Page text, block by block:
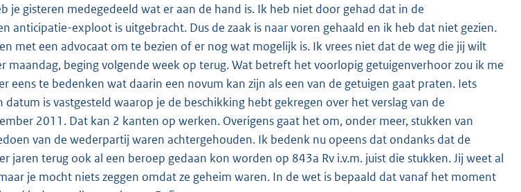
je gisteren medegedeeld wat er aan de hand is. Ik heb niet door gehad dat in de
anticipatie-exploot is uitgebracht. Dus de zaak is naar voren gehaald en ik heb dat niet gezien.
met een advocaat om te bezien of er nog wat mogelijk is. Ik vrees niet dat de weg die jij wilt
maandag, beging volgende week op terug. Wat betreft het voorlopig getuigenverhoor zou ik me
eens te bedenken wat daarin een novum kan zijn als een van de getuigen gaat praten. Iets
datum is vastgesteld waarop je de beschikking hebt gekregen over het verslag van de
2011. Dat kan 2 kanten op werken. Overigens gaat het om, onder meer, stukken van
van de wederpartij waren achtergehouden. Ik bedenk nu opeens dat ondanks dat de
jaren terug ook al een beroep gedaan kon worden op 843a Rv i.v.m. juist die stukken. Jij weet al
je mocht niets zeggen omdat ze geheim waren. In de wet is bepaald dat vanaf het moment